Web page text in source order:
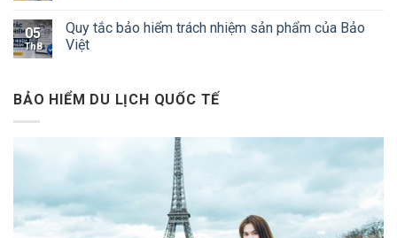
05
Th8
Quy tắc bảo hiểm trách nhiệm sản phẩm của Bảo
Việt
BẢO HIỂM DU LỊCH QUỐC TẾ